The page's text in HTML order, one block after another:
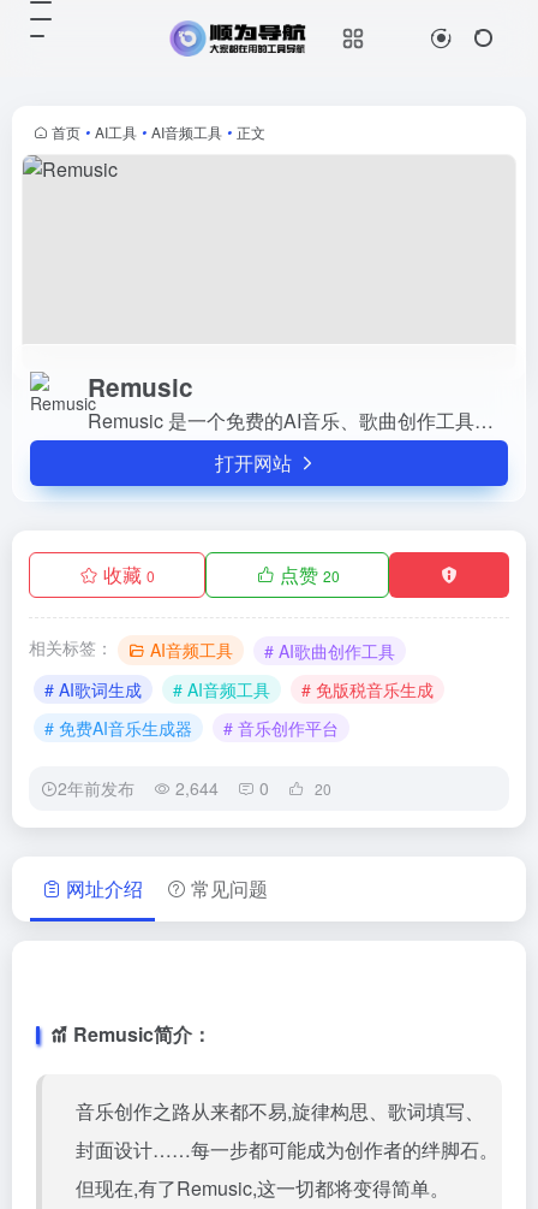
首页 • AI工具 • AI音频工具 • 正文
Remusic
Remusic 是一个免费的AI音乐、歌曲创作工具，允许用户通过简单的文字提示生成独特的音乐、歌词和封面。无论你是音乐创作者、视频博主还是教育工作者，Remusic 都能帮助你轻松创作...
打开网站
收藏 0 点赞 20
相关标签： AI音频工具
# AI歌曲创作工具
# AI歌词生成
# AI音频工具
# 免版税音乐生成
# 免费AI音乐生成器
# 音乐创作平台
2年前发布 2,644 0 20
字提示生成独特的音乐、歌词和封
面。无论你是音乐创作者、视频博主
还是教育工作者，Remus...
网址介绍 常见问题
Remusic简介：
音乐创作之路从来都不易,旋律构思、歌词填写、
封面设计……每一步都可能成为创作者的绊脚石。
但现在,有了Remusic,这一切都将变得简单。